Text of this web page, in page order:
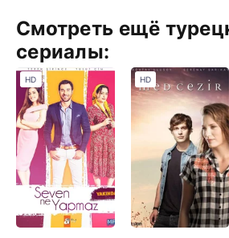
Смотреть ещё
сериалы:
HD HD